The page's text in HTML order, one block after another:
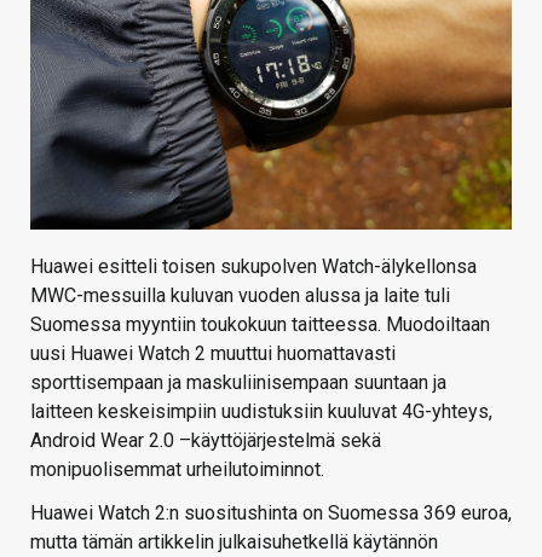
VAIHDA TEEMA
HAKU
Huawei esitteli toisen sukupolven Watch-älykellonsa
MWC-messuilla kuluvan vuoden alussa ja laite tuli
Suomessa myyntiin toukokuun taitteessa. Muodoiltaan
uusi Huawei Watch 2 muuttui huomattavasti
sporttisempaan ja maskuliinisempaan suuntaan ja
laitteen keskeisimpiin uudistuksiin kuuluvat 4G-yhteys,
Android Wear 2.0 –käyttöjärjestelmä sekä
monipuolisemmat urheilutoiminnot.
Huawei Watch 2:n suositushinta on Suomessa 369 euroa,
mutta tämän artikkelin julkaisuhetkellä käytännön